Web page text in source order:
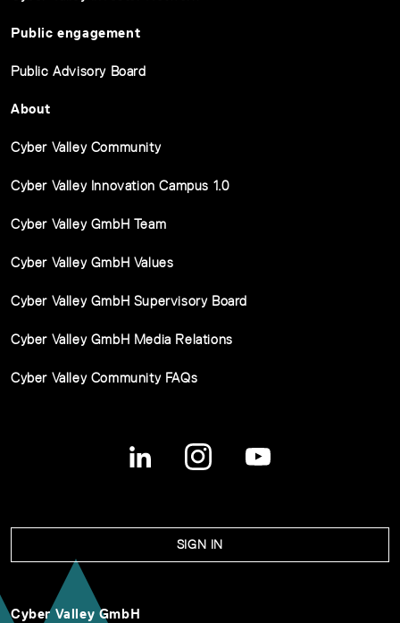
Public engagement
Public Advisory Board
About
Cyber Valley Community
Cyber Valley Innovation Campus 1.0
Cyber Valley GmbH Team
Cyber Valley GmbH Values
Cyber Valley GmbH Supervisory Board
Cyber Valley GmbH Media Relations
Cyber Valley Community FAQs
SIGN IN
Cyber Valley GmbH